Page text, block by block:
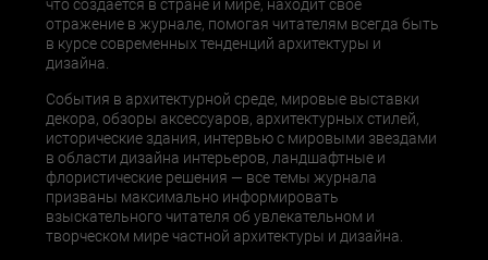
что создается в стране и мире, находит свое
отражение в журнале, помогая читателям всегда быть
в курсе современных тенденций архитектуры и
дизайна.
События в архитектурной среде, мировые выставки
декора, обзоры аксессуаров, архитектурных стилей,
исторические здания, интервью с мировыми звездами
в области дизайна интерьеров, ландшафтные и
флористические решения — все темы журнала
призваны максимально информировать
взыскательного читателя об увлекательном и
творческом мире частной архитектуры и дизайна.